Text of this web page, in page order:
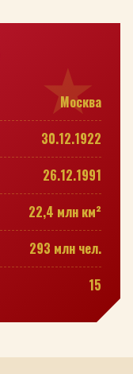
Москва
30.12.1922
26.12.1991
22,4 млн км²
293 млн чел.
15